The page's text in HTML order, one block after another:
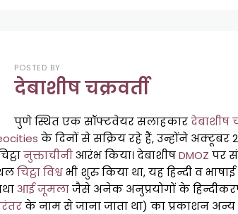
POSTED BY
देबाशीष चक्रवर्ती
पुणे स्थित एक सॉफ्टवेयर सलाहकारदेबाशीष
के दिनों से सक्रिय रहे हैं, उन्होंने अक्टूबर
नुक्ताचीनीआरंभ किया। देबाशीषDMOZ पर
चिट्ठा विश्वभी शुरु किया था, यह हिन्दी व
आई जूमलाजैसे अनेक अनुप्रयोगों के
के नाम से जाना जाता था) का प्रकाशन अन्य